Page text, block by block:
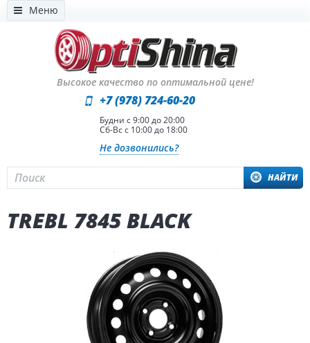
Меню
Высокое качество по оптимальной цене!
НАЙТИ
+7 (978) 724-60-20
Будни с 9:00 до 20:00
Сб-Вс с 10:00 до 18:00
Не дозвонились?
TREBL 7845 BLACK